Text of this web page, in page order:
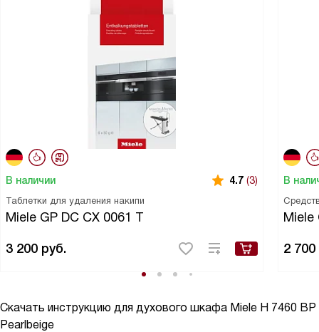
В наличии 4.7 (3)
Таблетки для удаления накипи
Miele GP DC CX 0061 T
3 200 руб.
В
Miele
2 700
Скачать инструкцию для духового шкафа Miele H 7460 BP
Pearlbeige